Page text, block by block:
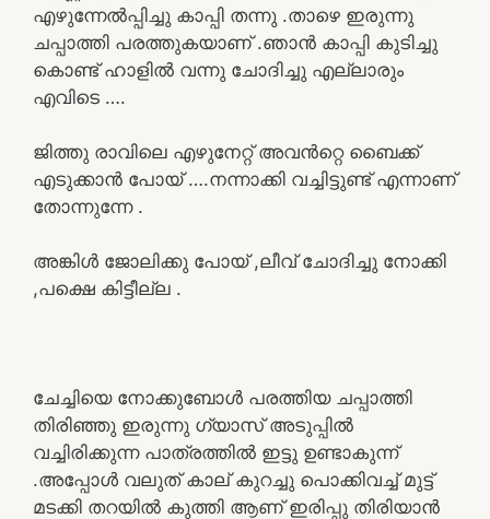
എഴുന്നേൽപ്പിച്ചു കാപ്പി തന്നു .താഴെ ഇരുന്നു
ചപ്പാത്തി പരത്തുകയാണ് .ഞാൻ കാപ്പി കുടിച്ചു
കൊണ്ട് ഹാളിൽ വന്നു ചോദിച്ചു എല്ലാരും
എവിടെ ….
ജിത്തു രാവിലെ എഴുനേറ്റ് അവൻറ്റെ ബൈക്ക്
എടുക്കാൻ പോയ്‌ ….നന്നാക്കി വച്ചിട്ടുണ്ട് എന്നാണ്
തോന്നുന്നേ .
അങ്കിൾ ജോലിക്കു പോയ്‌ ,ലീവ് ചോദിച്ചു നോക്കി
,പക്ഷെ കിട്ടീല്ല .
ചേച്ചിയെ നോക്കുബോൾ പരത്തിയ ചപ്പാത്തി
തിരിഞ്ഞു ഇരുന്നു ഗ്യാസ് അടുപ്പിൽ
വച്ചിരിക്കുന്ന പാത്രത്തിൽ ഇട്ടു ഉണ്ടാകുന്ന്
.അപ്പോൾ വലുത് കാല് കുറച്ചു പൊക്കിവച്ച് മുട്ട്
മടക്കി തറയിൽ കുത്തി ആണ് ഇരിപ്പു തിരിയാൻ